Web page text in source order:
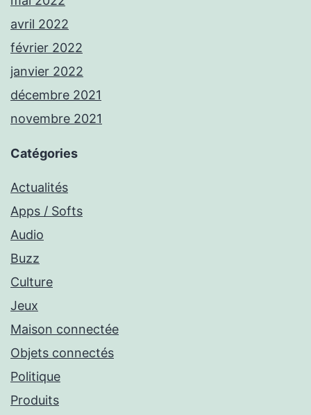
avril 2022
février 2022
janvier 2022
décembre 2021
novembre 2021
Catégories
Actualités
Apps / Softs
Audio
Buzz
Culture
Jeux
Maison connectée
Objets connectés
Politique
Produits